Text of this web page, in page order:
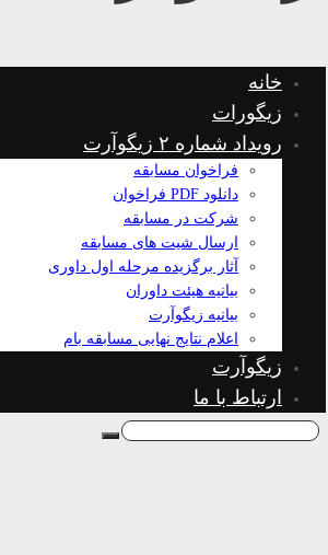
خانه
زیگورات
رویداد شماره ۲ زیگوآرت
فراخوان مسابقه
دانلود PDF فراخوان
شرکت در مسابقه
ارسال شیت های مسابقه
آثار برگزیده مرحله اول داوری
بیانیه هیئت داوران
بیانیه زیگوآرت
اعلام نتایج نهایی مسابقه بام
زیگوآرت
ارتباط با ما